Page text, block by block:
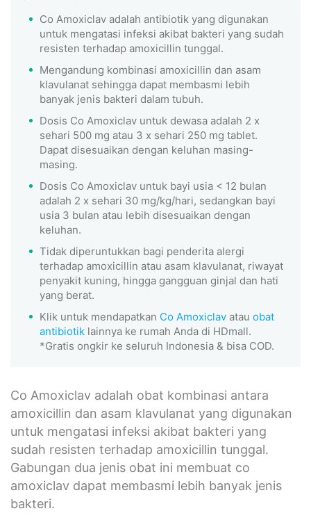
Co Amoxiclav adalah antibiotik yang digunakan
untuk mengatasi infeksi akibat bakteri yang sudah
resisten terhadap amoxicillin tunggal.
Mengandung kombinasi amoxicillin dan asam
klavulanat sehingga dapat membasmi lebih
banyak jenis bakteri dalam tubuh.
Dosis Co Amoxiclav untuk dewasa adalah 2 x
sehari 500 mg atau 3 x sehari 250 mg tablet.
Dapat disesuaikan dengan keluhan masing-
masing.
Dosis Co Amoxiclav untuk bayi usia < 12 bulan
adalah 2 x sehari 30 mg/kg/hari, sedangkan bayi
usia 3 bulan atau lebih disesuaikan dengan
keluhan.
Tidak diperuntukkan bagi penderita alergi
terhadap amoxicillin atau asam klavulanat, riwayat
penyakit kuning, hingga gangguan ginjal dan hati
yang berat.
Klik untuk mendapatkan Co Amoxiclav atau obat
antibiotik lainnya ke rumah Anda di HDmall.
*Gratis ongkir ke seluruh Indonesia & bisa COD.
Co Amoxiclav adalah obat kombinasi antara
amoxicillin dan asam klavulanat yang digunakan
untuk mengatasi infeksi akibat bakteri yang
sudah resisten terhadap amoxicillin tunggal.
Gabungan dua jenis obat ini membuat co
amoxiclav dapat membasmi lebih banyak jenis
bakteri.